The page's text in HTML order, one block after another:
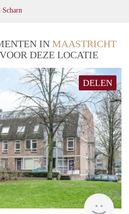
IN MAASTRICHT
DEZE LOCATIE
DELEN
rent